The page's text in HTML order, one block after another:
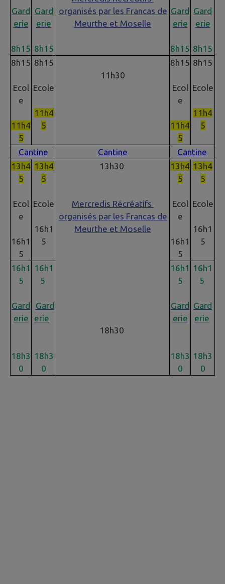
Gard
erie
8h15
Gard
erie
8h15
organisés par les Francas de
Meurthe et Moselle
Gard
erie
8h15
Gard
erie
8h15
8h15
Ecol
e
11h4
5
8h15
Ecole
11h4
5
11h30
8h15
Ecol
e
11h4
5
8h15
Ecole
11h4
5
Cantine Cantine
Cantine
13h4
5
Ecol
e
16h1
5
13h4
5
Ecole
16h1
5
13h30
Mercredis Récréatifs
organisés par les Francas de
Meurthe et Moselle
13h4
5
Ecol
e
16h1
5
13h4
5
Ecole
16h1
5
16h1
5
Gard
erie
18h3
0
16h1
5
Gard
erie
18h3
0
18h30
16h1
5
Gard
erie
18h3
0
16h1
5
Gard
erie
18h3
0